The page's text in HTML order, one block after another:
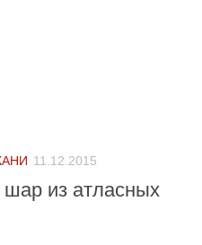
11.12.2015
из атласных